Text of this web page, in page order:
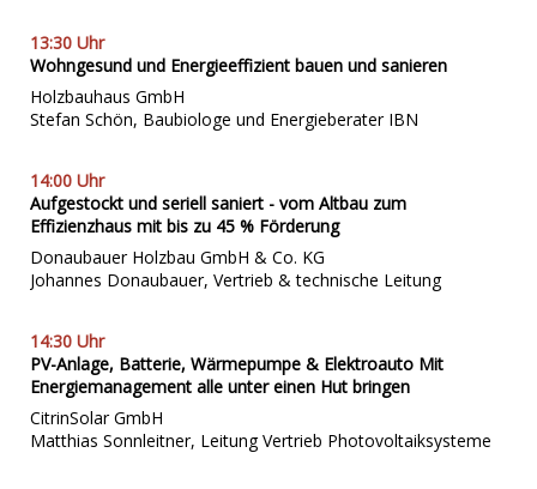
13:30 Uhr
Wohngesund und Energieeffizient bauen und sanieren
Holzbauhaus GmbH
Stefan Schön, Baubiologe und Energieberater IBN
14:00 Uhr
Aufgestockt und seriell saniert - vom Altbau zum
Effizienzhaus mit bis zu 45 % Förderung
Donaubauer Holzbau GmbH & Co. KG
Johannes Donaubauer, Vertrieb & technische Leitung
14:30 Uhr
PV-Anlage, Batterie, Wärmepumpe & Elektroauto Mit
Energiemanagement alle unter einen Hut bringen
CitrinSolar GmbH
Matthias Sonnleitner, Leitung Vertrieb Photovoltaiksysteme